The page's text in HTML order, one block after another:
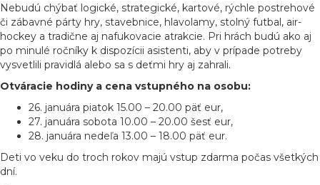
Nebudú chýbať logické, strategické, kartové, rýchle postrehové
či zábavné párty hry, stavebnice, hlavolamy, stolný futbal, air-
hockey a tradične aj nafukovacie atrakcie. Pri hrách budú ako aj
po minulé ročníky k dispozícii asistenti, aby v prípade potreby
vysvetlili pravidlá alebo sa s deťmi hry aj zahrali.
Otváracie hodiny a cena vstupného na osobu:
26. januára piatok 15.00 – 20.00 päť eur,
27. januára sobota 10.00 – 20.00 šesť eur,
28. januára nedeľa 13.00 – 18.00 päť eur.
Deti vo veku do troch rokov majú vstup zdarma počas všetkých
dní.